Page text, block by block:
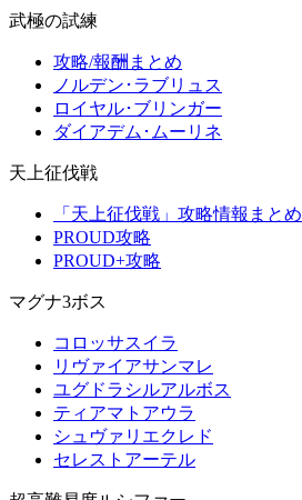
武極の試練
攻略/報酬まとめ
ノルデン･ラブリュス
ロイヤル･ブリンガー
ダイアデム･ムーリネ
天上征伐戦
「天上征伐戦」攻略情報まとめ
PROUD攻略
PROUD+攻略
マグナ3ボス
コロッサスイラ
リヴァイアサンマレ
ユグドラシルアルボス
ティアマトアウラ
シュヴァリエクレド
セレストアーテル